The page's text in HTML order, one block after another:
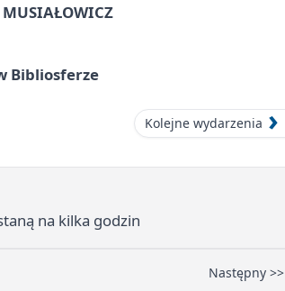
MUSIAŁOWICZ
Bibliosferze
Kolejne wydarzenia
na kilka godzin
Następny >>